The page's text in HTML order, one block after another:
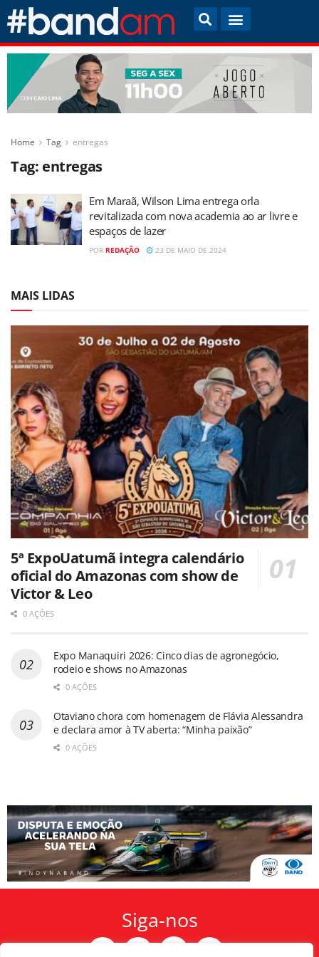
Home Tag entregas
Tag: entregas
Em Maraã, Wilson Lima entrega orla
revitalizada com nova academia ao ar livre e
espaços de lazer
POR REDAÇÃO 23 DE MAIO DE 2024
MAIS LIDAS
5ª ExpoUatumã integra calendário
oficial do Amazonas com show de
Victor & Leo
0 AÇÕES
Expo Manaquiri 2026: Cinco dias de agronegócio,
rodeio e shows no Amazonas
0 AÇÕES
Otaviano chora com homenagem de Flávia Alessandra
e declara amor à TV aberta: “Minha paixão”
0 AÇÕES
Siga-nos